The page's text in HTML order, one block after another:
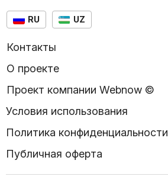
RU UZ
Контакты
О проекте
Проект компании Webnow ©
Условия использования
Политика конфиденциальности
Публичная оферта